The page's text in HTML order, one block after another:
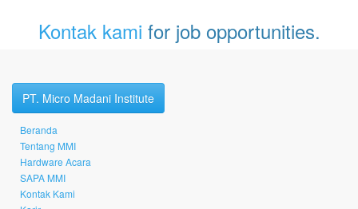
Kontak kami for job opportunities.
PT. Micro Madani Institute
Beranda
Tentang MMI
Hardware Acara
SAPA MMI
Kontak Kami